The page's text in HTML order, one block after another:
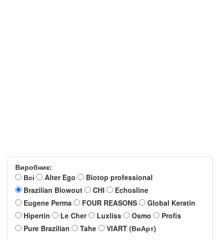
Виробник:
Всі
Alter Ego
Biotop professional
Brazilian Blowout
CHI
Echosline
Eugene Perma
FOUR REASONS
Global Keratin
Hipertin
Le Cher Luxliss Osmo
Profis
Pure Brazilian
Tahe
VIART (ВиАрт)